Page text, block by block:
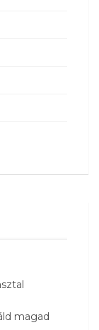
magad